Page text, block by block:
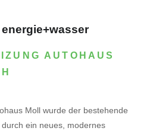
AUTOHAUS
Moll wurde der bestehende
ein neues, modernes